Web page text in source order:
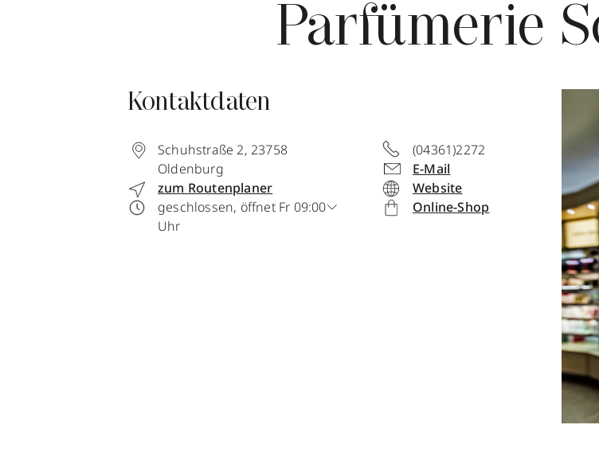
Parfümerie
Kontaktdaten
Schuhstraße 2,23758
Oldenburg
zum Routenplaner
geschlossen, öffnet Fr 09:00
Uhr
(04361)2272
E-Mail
Website
Online-Shop